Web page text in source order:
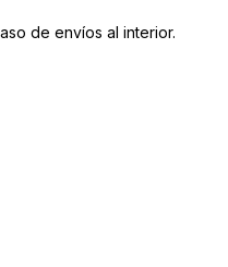
de envíos al interior.